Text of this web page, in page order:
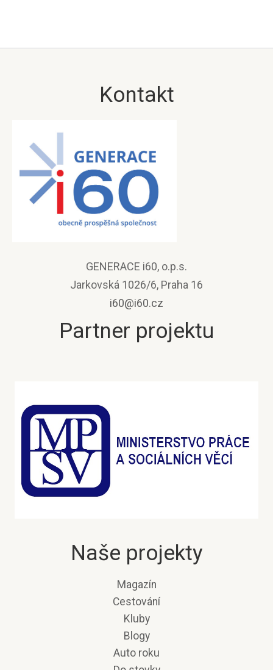
Kontakt
GENERACE i60, o.p.s.
Jarkovská 1026/6, Praha 16
i60@i60.cz
Partner projektu
Naše projekty
Magazín
Cestování
Kluby
Blogy
Auto roku